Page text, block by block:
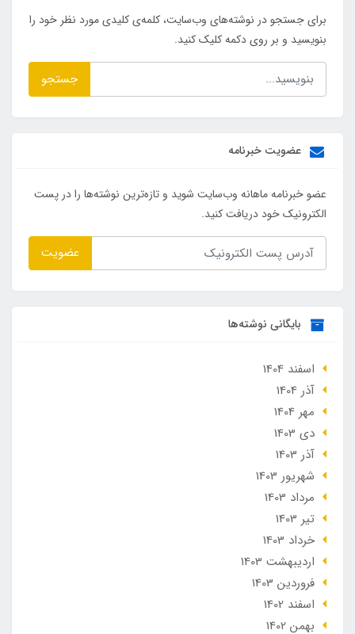
برای جستجو در نوشته‌های وب‌سایت، کلمه‌ی کلیدی مورد نظر خود را
بنویسید و بر روی دکمه کلیک کنید.
جستجو
عضویت خبرنامه
عضو خبرنامه ماهانه وب‌سایت شوید و تازه‌ترین نوشته‌ها را در پست
الکترونیک خود دریافت کنید.
عضویت
بایگانی نوشته‌ها
اسفند 1404
آذر 1404
مهر 1404
دی 1403
آذر 1403
شهریور 1403
مرداد 1403
تير 1403
خرداد 1403
ارديبهشت 1403
فروردین 1403
اسفند 1402
بهمن 1402